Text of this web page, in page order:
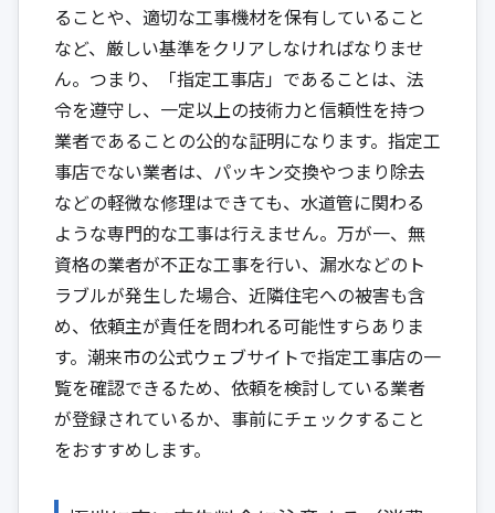
ることや、適切な工事機材を保有していること
など、厳しい基準をクリアしなければなりませ
ん。つまり、「指定工事店」であることは、法
令を遵守し、一定以上の技術力と信頼性を持つ
業者であることの公的な証明になります。指定工
事店でない業者は、パッキン交換やつまり除去
などの軽微な修理はできても、水道管に関わる
ような専門的な工事は行えません。万が一、無
資格の業者が不正な工事を行い、漏水などのト
ラブルが発生した場合、近隣住宅への被害も含
め、依頼主が責任を問われる可能性すらありま
す。潮来市の公式ウェブサイトで指定工事店の一
覧を確認できるため、依頼を検討している業者
が登録されているか、事前にチェックすること
をおすすめします。